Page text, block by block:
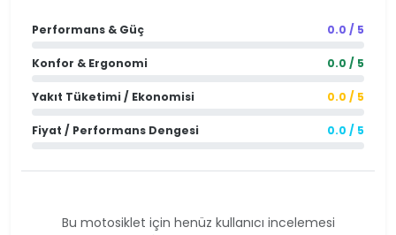
Performans & Güç 0.0 / 5
Konfor & Ergonomi 0.0 / 5
Yakıt Tüketimi / Ekonomisi 0.0 / 5
Fiyat / Performans Dengesi 0.0 / 5
Bu motosiklet için henüz kullanıcı incelemesi